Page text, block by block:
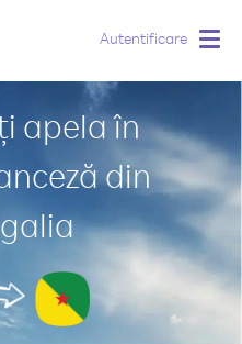
Autentificare
apela în
din